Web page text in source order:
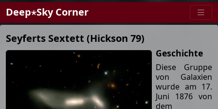
Deep⋆Sky Corner
Seyferts Sextett (Hickson 79)
Geschichte
Diese Gruppe
von Galaxien
wurde am 17.
Juni 1876 von
dem